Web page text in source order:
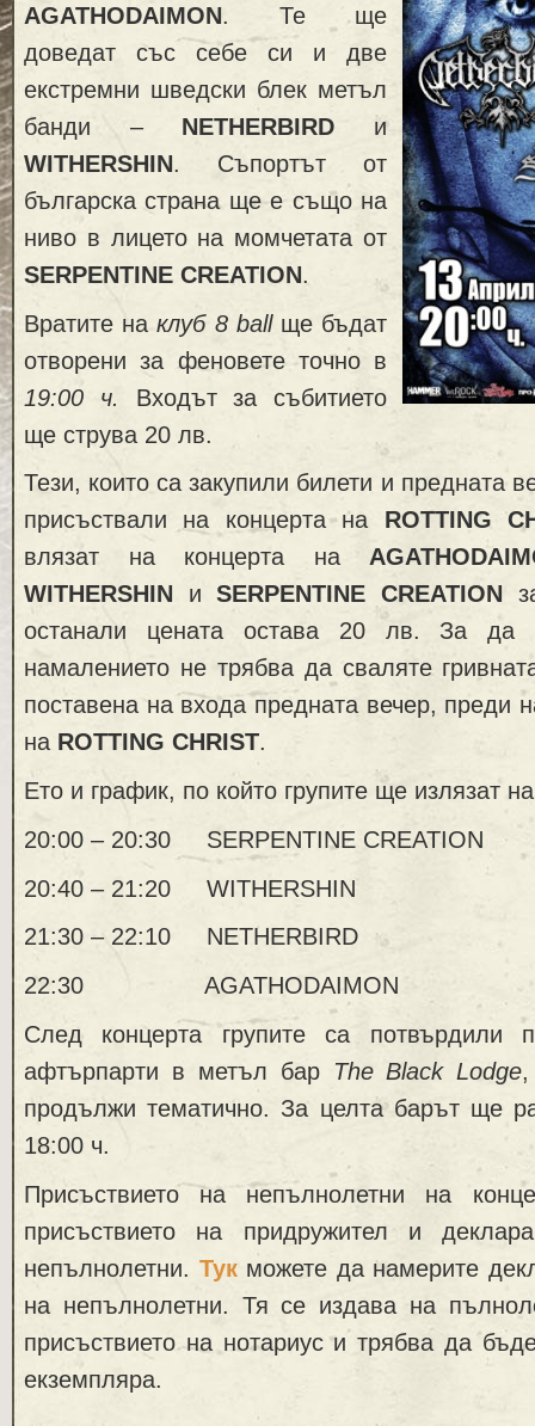
AGATHODAIMON. Те ще
доведат със себе си и две
екстремни шведски блек метъл
банди – NETHERBIRD и
WITHERSHIN. Съпортът от
българска страна ще е също на
ниво в лицето на момчетата от
SERPENTINE CREATION.
Вратите наклуб 8 ballще бъдат
отворени за феновете точно в
19:00 ч.
Входът за събитието
ще струва 20 лв.
Тези, които са закупили билети и предната
присъствали на концерта на ROTTING
влязат на концерта на
WITHERSHIN иSERPENTINE CREATION
останали цената остава 20 лв. За да
намалението не трябва да сваляте
поставена на входа предната вечер, преди
на ROTTING CHRIST.
Ето и график, по който групите ще излязат
20:00 – 20:30 SERPENTINE CREATION
20:40 – 21:20 WITHERSHIN
21:30 – 22:10 NETHERBIRD
22:30 AGATHODAIMON
След концерта групите са потвърдили
афтърпарти в метъл бар The Black Lodge,
продължи тематично. За целта барът ще
18:00 ч.
Присъствието на непълнолетни на
присъствието на придружител и
непълнолетни. Тукможете да намерите
на непълнолетни. Тя се издава на
присъствието на нотариус и трябва да
екземпляра.